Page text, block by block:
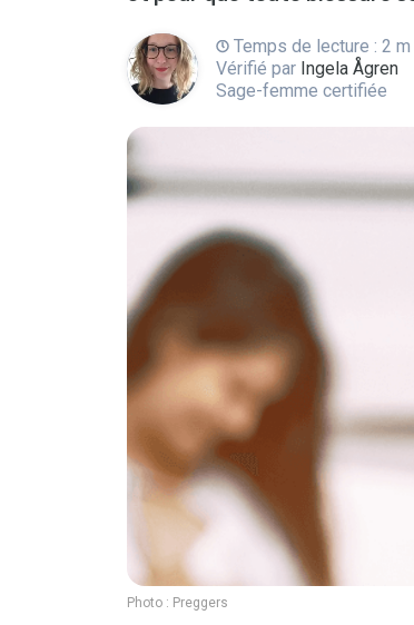
Temps de lecture : 2 m
Vérifié par Ingela Ågren
Sage-femme certifiée
Photo : Preggers